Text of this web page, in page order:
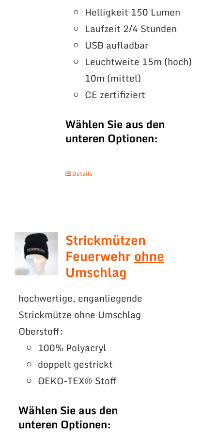
Helligkeit 150 Lumen
Laufzeit 2/4 Stunden
USB aufladbar
Leuchtweite 15m (hoch)
10m (mittel)
CE zertifiziert
Wählen Sie aus den
unteren Optionen:
Details
Strickmützen
Feuerwehrohne
Umschlag
hochwertige, enganliegende
Strickmütze ohne Umschlag
Oberstoff:
100% Polyacryl
doppelt gestrickt
OEKO-TEX® Stoff
Wählen Sie aus den
unteren Optionen: